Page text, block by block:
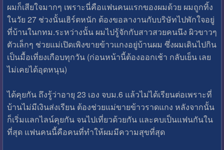
ผมก็เสียใจมากๆ เพราะนี่คือแฟนคนแรกของผมด้วย ผมถูกทิ้ง
ในวัย 27 ช่วงนั้นเฮิร์ตหนัก ต้องขอลางานกับบริษัทไปพักใจอยู่
ที่บ้านในกทม.ระหว่างนั้น ผมไปรู้จักกับสาวสวยคนนึง ผิวขาวๆ
ตัวเล็กๆ ช่วยแม่เปิดเพิงขายข้าวแกงอยู่บ้านผม ซึ่งผมเดินไปกิน
เป็นมื้อเที่ยงเกือบทุกวัน (ก่อนหน้านี้ต้องออกเช้า กลับเย็น เลย
ไม่เคยได้อุดหนุน)
ได้คุยกัน ถึงรู้ว่าอายุ 23 เอง จบม.6 แล้วไม่ได้เรียนต่อเพราะที่
บ้านไม่มีเงินส่งเรียน ต้องช่วยแม่ขายข้าวราดแกง หลังจากนั้น
ก็เริ่มแลกไลน์คุยกัน จนไปเที่ยวด้วยกัน และคบเป็นแฟนกันใน
ที่สุด แฟนคนนี้คือคนที่ทำให้ผมมีความสุขที่สุด